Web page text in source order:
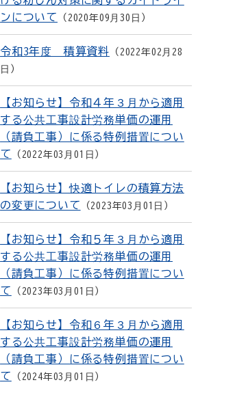
ンについて
2020年09月30日
令和3年度 積算資料
2022年02月28
日
【お知らせ】令和４年３月から適用
する公共工事設計労務単価の運用
（請負工事）に係る特例措置につい
て
2022年03月01日
【お知らせ】快適トイレの積算方法
の変更について
2023年03月01日
【お知らせ】令和５年３月から適用
する公共工事設計労務単価の運用
（請負工事）に係る特例措置につい
て
2023年03月01日
【お知らせ】令和６年３月から適用
する公共工事設計労務単価の運用
（請負工事）に係る特例措置につい
て
2024年03月01日